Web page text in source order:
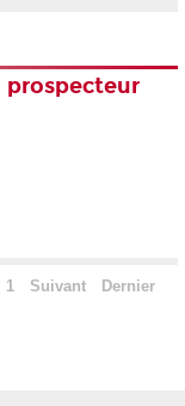
prospecteur
1 Suivant Dernier